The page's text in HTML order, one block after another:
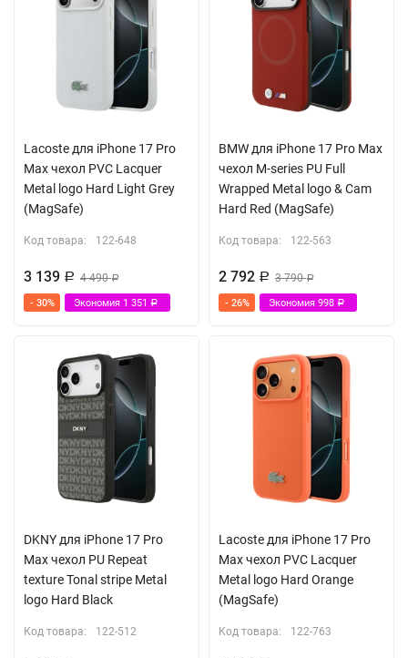
Lacoste для iPhone 17 Pro
Max чехол PVC Lacquer
Metal logo Hard Light Grey
(MagSafe)
Код товара: 122-648
3 139 Р 4 490Р
- 30% Экономия 1 351 Р
BMW для iPhone 17 Pro Max
чехол M-series PU Full
Wrapped Metal logo & Cam
Hard Red (MagSafe)
Код товара: 122-563
2 792 Р 3 790Р
- 26% Экономия 998 Р
DKNY для iPhone 17 Pro
Max чехол PU Repeat
texture Tonal stripe Metal
logo Hard Black
Код товара: 122-512
Lacoste для iPhone 17 Pro
Max чехол PVC Lacquer
Metal logo Hard Orange
(MagSafe)
Код товара: 122-763